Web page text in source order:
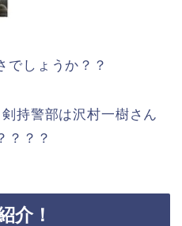
でしょうか？？
持警部は沢村一樹さん
？？？
介！